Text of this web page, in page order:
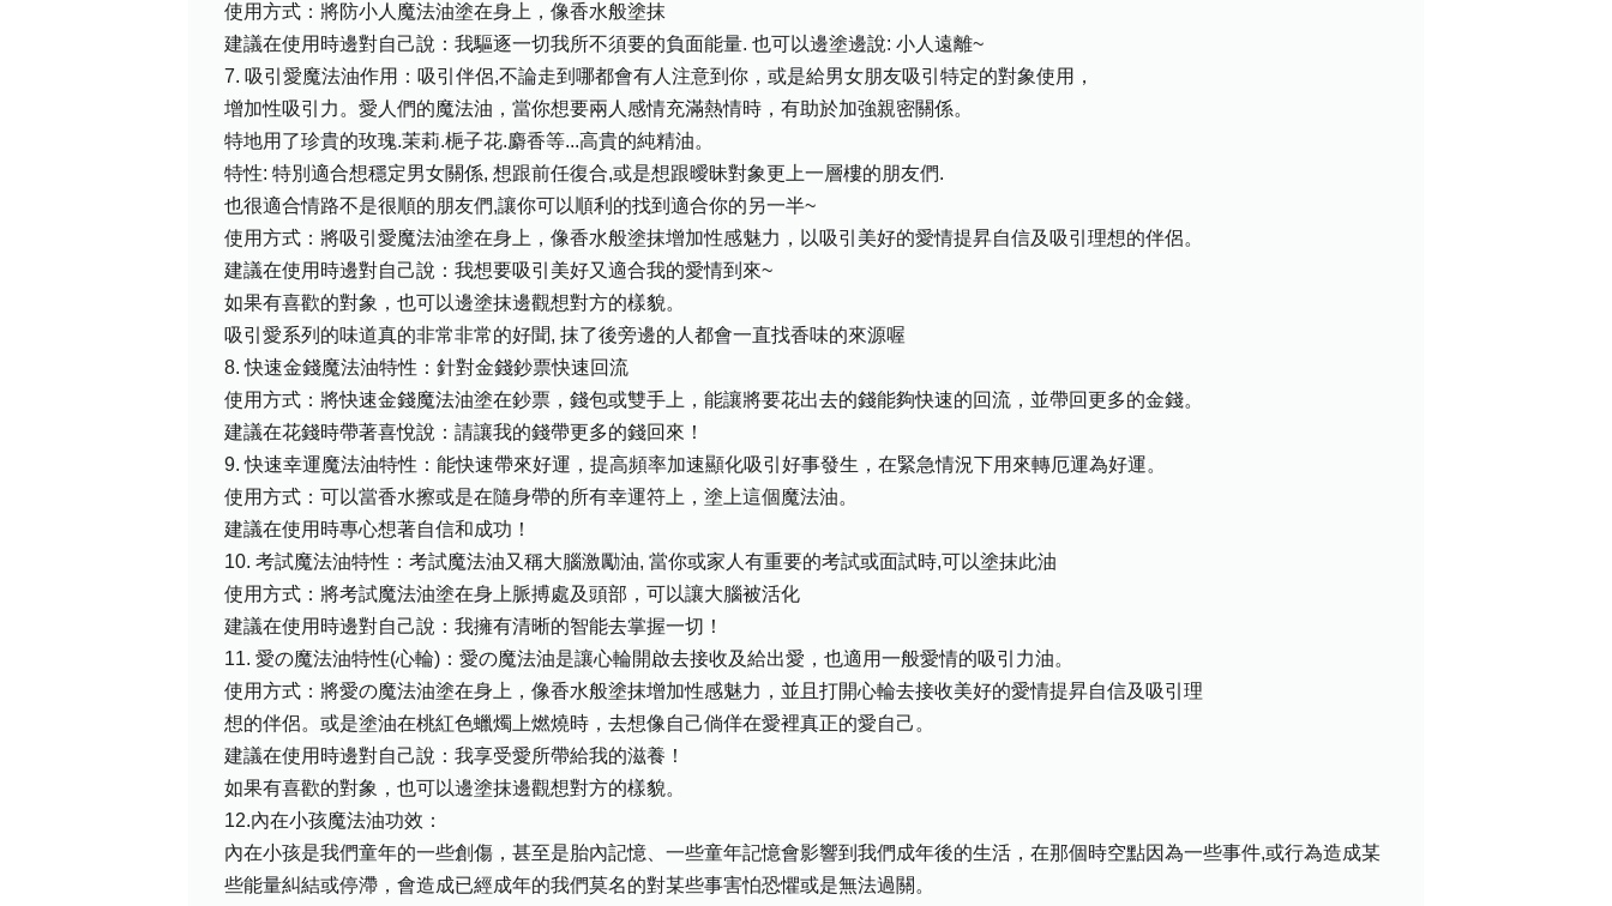
使用方式：將防小人魔法油塗在身上，像香水般塗抹
建議在使用時邊對自己說：我驅逐一切我所不須要的負面能量. 也可以邊塗邊說: 小人遠離~
7. 吸引愛魔法油作用：吸引伴侶,不論走到哪都會有人注意到你，或是給男女朋友吸引特定的對象使用，
增加性吸引力。愛人們的魔法油，當你想要兩人感情充滿熱情時，有助於加強親密關係。
特地用了珍貴的玫瑰.茉莉.梔子花.麝香等...高貴的純精油。
特性: 特別適合想穩定男女關係, 想跟前任復合,或是想跟曖昧對象更上一層樓的朋友們.
也很適合情路不是很順的朋友們,讓你可以順利的找到適合你的另一半~
使用方式：將吸引愛魔法油塗在身上，像香水般塗抹增加性感魅力，以吸引美好的愛情提昇自信及吸引理想的伴侶。
建議在使用時邊對自己說：我想要吸引美好又適合我的愛情到來~
如果有喜歡的對象，也可以邊塗抹邊觀想對方的樣貌。
吸引愛系列的味道真的非常非常的好聞, 抹了後旁邊的人都會一直找香味的來源喔
8. 快速金錢魔法油特性：針對金錢鈔票快速回流
使用方式：將快速金錢魔法油塗在鈔票，錢包或雙手上，能讓將要花出去的錢能夠快速的回流，並帶回更多的金錢。
建議在花錢時帶著喜悅說：請讓我的錢帶更多的錢回來！
9. 快速幸運魔法油特性：能快速帶來好運，提高頻率加速顯化吸引好事發生，在緊急情況下用來轉厄運為好運。
使用方式：可以當香水擦或是在隨身帶的所有幸運符上，塗上這個魔法油。
建議在使用時專心想著自信和成功！
10. 考試魔法油特性：考試魔法油又稱大腦激勵油, 當你或家人有重要的考試或面試時,可以塗抹此油
使用方式：將考試魔法油塗在身上脈搏處及頭部，可以讓大腦被活化
建議在使用時邊對自己說：我擁有清晰的智能去掌握一切！
11. 愛の魔法油特性(心輪)：愛の魔法油是讓心輪開啟去接收及給出愛，也適用一般愛情的吸引力油。
使用方式：將愛の魔法油塗在身上，像香水般塗抹增加性感魅力，並且打開心輪去接收美好的愛情提昇自信及吸引理
想的伴侶。或是塗油在桃紅色蠟燭上燃燒時，去想像自己倘佯在愛裡真正的愛自己。
建議在使用時邊對自己說：我享受愛所帶給我的滋養！
如果有喜歡的對象，也可以邊塗抹邊觀想對方的樣貌。
12.內在小孩魔法油功效：
內在小孩是我們童年的一些創傷，甚至是胎內記憶、一些童年記憶會影響到我們成年後的生活，在那個時空點因為一些事件,或行為造成某
些能量糾結或停滯，會造成已經成年的我們莫名的對某些事害怕恐懼或是無法過關。